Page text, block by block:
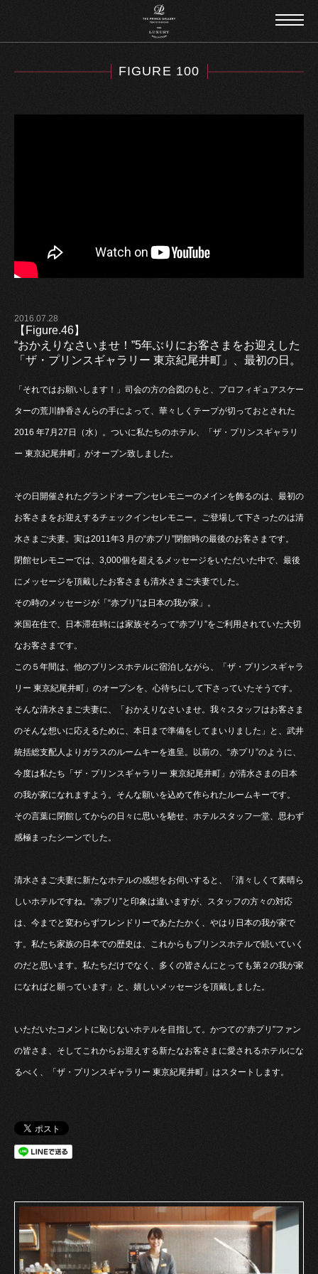
FIGURE 100
2016.07.28
【Figure.46】
“おかえりなさいませ！”5年ぶりにお客さまをお迎えした
「ザ・プリンスギャラリー 東京紀尾井町」、最初の日。
「それではお願いします！」司会の方の合図のもと、プロフィギュアスケー
ターの荒川静香さんらの手によって、華々しくテープが切っておとされた
2016 年7月27日（水）。ついに私たちのホテル、「ザ・プリンスギャラリ
ー 東京紀尾井町」がオープン致しました。
その日開催されたグランドオープンセレモニーのメインを飾るのは、最初の
お客さまをお迎えするチェックインセレモニー。ご登場して下さったのは清
水さまご夫妻。実は2011年3 月の“赤プリ”閉館時の最後のお客さまです。
閉館セレモニーでは、3,000個を超えるメッセージをいただいた中で、最後
にメッセージを頂戴したお客さまも清水さまご夫妻でした。
その時のメッセージが「“赤プリ”は日本の我が家」。
米国在住で、日本滞在時には家族そろって“赤プリ”をご利用されていた大切
なお客さまです。
この５年間は、他のプリンスホテルに宿泊しながら、「ザ・プリンスギャラ
リー 東京紀尾井町」のオープンを、心待ちにして下さっていたそうです。
そんな清水さまご夫妻に、「おかえりなさいませ。我々スタッフはお客さま
のそんな想いに応えるために、本日まで準備をしてまいりました」と、武井
統括総支配人よりガラスのルームキーを進呈。以前の、“赤プリ”のように、
今度は私たち「ザ・プリンスギャラリー 東京紀尾井町」が清水さまの日本
の我が家になれますよう。そんな願いを込めて作られたルームキーです。
その言葉に閉館してからの日々に思いを馳せ、ホテルスタッフ一堂、思わず
感極まったシーンでした。
清水さまご夫妻に新たなホテルの感想をお伺いすると、「清々しくて素晴ら
しいホテルですね。“赤プリ”と印象は違いますが、スタッフの方々の対応
は、今までと変わらずフレンドリーであたたかく、やはり日本の我が家で
す。私たち家族の日本での歴史は、これからもプリンスホテルで続いていく
のだと思います。私たちだけでなく、多くの皆さんにとっても第２の我が家
になればと願っています」と、嬉しいメッセージを頂戴しました。
いただいたコメントに恥じないホテルを目指して。かつての“赤プリ”ファン
の皆さま、そしてこれからお迎えする新たなお客さまに愛されるホテルにな
るべく、「ザ・プリンスギャラリー 東京紀尾井町」はスタートします。